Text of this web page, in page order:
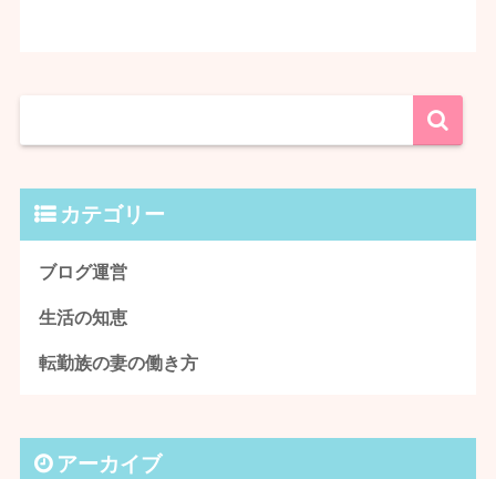
カテゴリー
ブログ運営
生活の知恵
転勤族の妻の働き方
アーカイブ